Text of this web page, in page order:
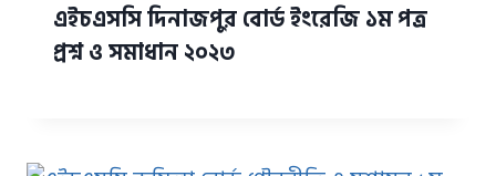
এইচএসসি দিনাজপুর বোর্ড ইংরেজি ১ম পত্র
প্রশ্ন ও সমাধান ২০২৩